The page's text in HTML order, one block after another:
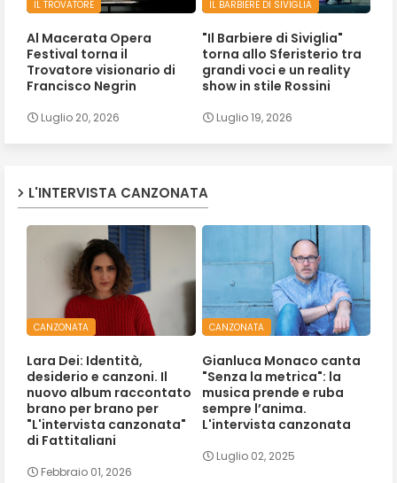
IL TROVATORE
Al Macerata Opera
Festival torna il
Trovatore visionario di
Francisco Negrin
Luglio 20, 2026
IL BARBIERE DI SIVIGLIA
"Il Barbiere di Siviglia"
torna allo Sferisterio tra
grandi voci e un reality
show in stile Rossini
Luglio 19, 2026
L'INTERVISTA CANZONATA
CANZONATA
Lara Dei: Identità,
desiderio e canzoni. Il
nuovo album raccontato
brano per brano per
"L'intervista canzonata"
di Fattitaliani
Febbraio 01, 2026
CANZONATA
Gianluca Monaco canta
"Senza la metrica": la
musica prende e ruba
sempre l’anima.
L'intervista canzonata
Luglio 02, 2025